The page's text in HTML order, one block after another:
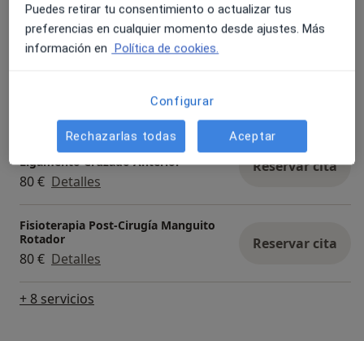
cadera
80 € Detalles
Reservar cita
Fisioterapia Post-Cirugía de
Ligamento Cruzado Anterior
80 € Detalles
Reservar cita
Fisioterapia Post-Cirugía Manguito
Rotador
80 € Detalles
Reservar cita
+ 8 servicios
Puedes retirar tu consentimiento o actualizar tus
preferencias en cualquier momento desde ajustes. Más
información en Política de cookies.
Configurar
Rechazarlas todas Aceptar